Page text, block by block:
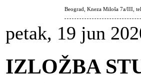
Beograd, Kneza Miloša 7a/III,
petak, 19 jun
IZLOŽBA